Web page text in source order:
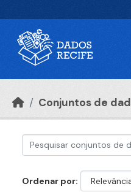
Conjuntos de
Ordenar por